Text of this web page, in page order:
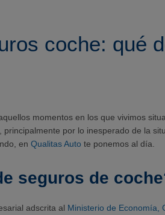
coche: qué
momentos en los que vivimos
por lo inesperado de la
en Qualitas Auto te ponemos al día.
seguros de
adscrita al Ministerio de Economía,